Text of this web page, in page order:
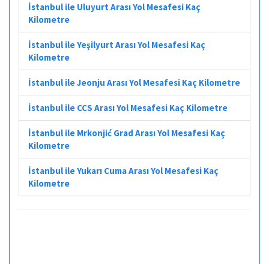
İstanbul ile Uluyurt Arası Yol Mesafesi Kaç
Kilometre
İstanbul ile Yeşilyurt Arası Yol Mesafesi Kaç
Kilometre
İstanbul ile Jeonju Arası Yol Mesafesi Kaç Kilometre
İstanbul ile CCS Arası Yol Mesafesi Kaç Kilometre
İstanbul ile Mrkonjić Grad Arası Yol Mesafesi Kaç
Kilometre
İstanbul ile Yukarı Cuma Arası Yol Mesafesi Kaç
Kilometre